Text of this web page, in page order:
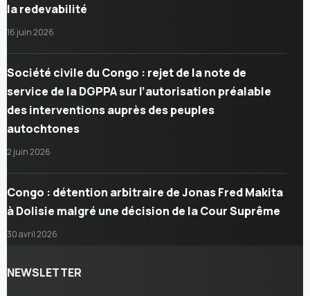
la redevabilité
16 juin 2026
Société civile du Congo : rejet de la note de
service de la DGPPA sur l’autorisation préalable
des interventions auprès des peuples
autochtones
2 juin 2026
Congo : détention arbitraire de Jonas Fred Makita
à Dolisie malgré une décision de la Cour Suprême
30 avril 2026
NEWSLETTER